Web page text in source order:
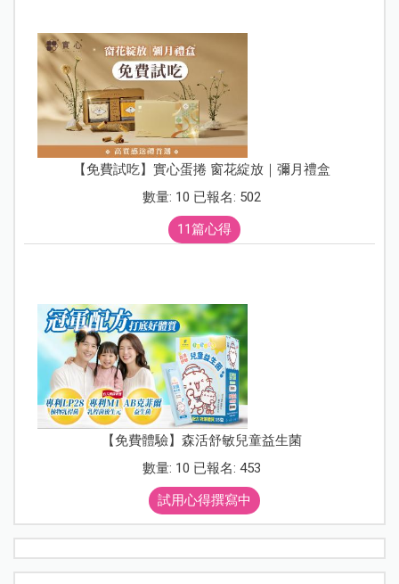
【免費試吃】實心蛋捲 窗花綻放｜彌月禮盒
數量: 10 已報名: 502
11篇心得
【免費體驗】森活舒敏兒童益生菌
數量: 10 已報名: 453
試用心得撰寫中